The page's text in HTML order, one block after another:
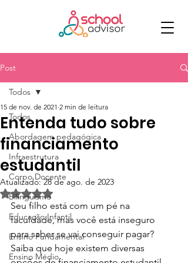
Post
Todos
Abordagem pedagógica
Infraestrutura
Corpo Docente
Bilinguismo
Educação Infantil
Ensino Fundamental
Ensino Médio
Todos
Entenda tudo sobre
financiamento
estudantil
15 de nov. de 2021 2 min de leitura
Atualizado:28 de ago. de 2023
Avaliado com NaN de 5 estrelas.
Seu filho está com um pé na
faculdade, mas você está inseguro
para saber se vai conseguir pagar?
Saiba que hoje existem diversas